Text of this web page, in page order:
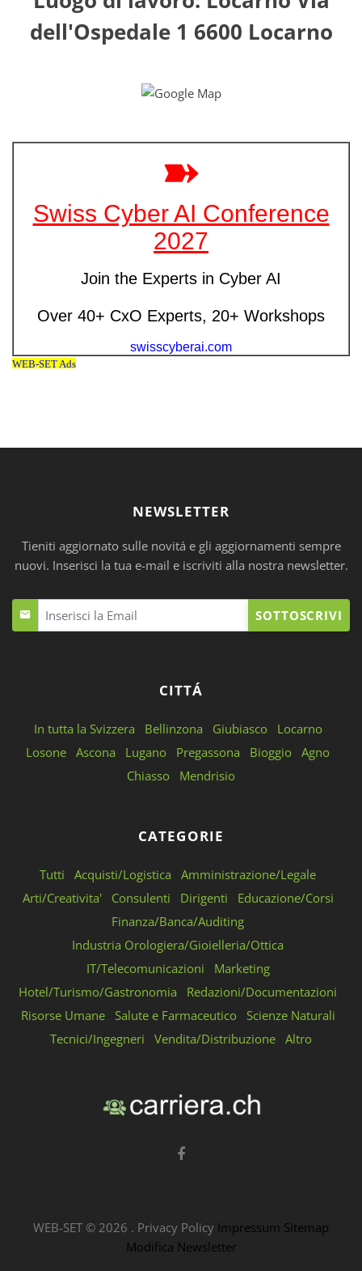
dell'Ospedale 1 6600 Locarno
NEWSLETTER
Tieniti aggiornato sulle novitá e gli aggiornamenti sempre
nuovi. Inserisci la tua e-mail e iscriviti alla nostra newsletter.
SOTTOSCRIVI
CITTÁ
In tutta la Svizzera Bellinzona Giubiasco
Locarno
Losone Ascona Lugano Pregassona Bioggio Agno
Chiasso
Mendrisio
CATEGORIE
Tutti Acquisti/Logistica
Amministrazione/Legale
Arti/Creativita'
Consulenti Dirigenti
Educazione/Corsi
Finanza/Banca/Auditing
Industria Orologiera/Gioielleria/Ottica
IT/Telecomunicazioni
Marketing
Hotel/Turismo/Gastronomia
Redazioni/Documentazioni
Risorse Umane
Salute e Farmaceutico
Scienze Naturali
Tecnici/Ingegneri
Vendita/Distribuzione Altro
WEB-SET © 2026 . Privacy Policy Impressum Sitemap
Modifica Newsletter